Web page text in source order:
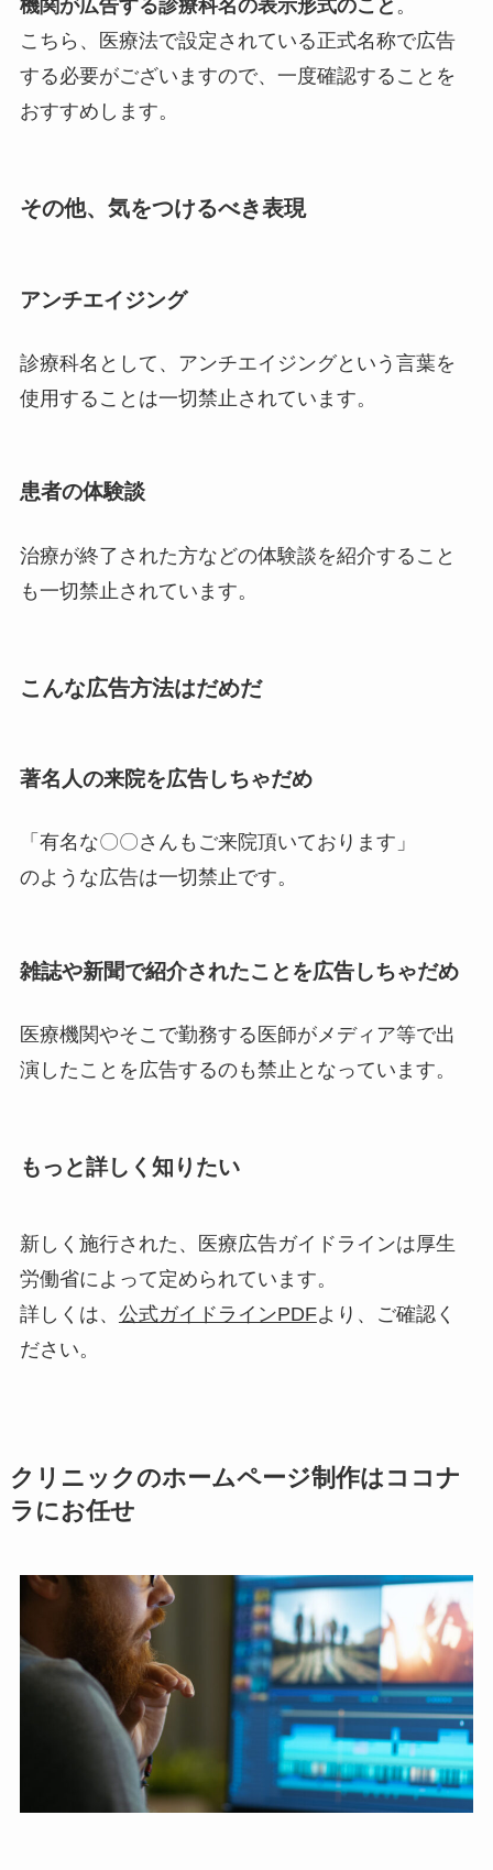
機関が広告する診療科名の表示形式のこと 。
こちら、医療法で設定されている正式名称で広告
する必要がございますので、一度確認することを
おすすめします。
その他、気をつけるべき表現
アンチエイジング
診療科名として、アンチエイジングという言葉を
使用することは一切禁止されています。
患者の体験談
治療が終了された方などの体験談を紹介すること
も一切禁止されています。
こんな広告方法はだめだ
著名人の来院を広告しちゃだめ
「有名な〇〇さんもご来院頂いております」
のような広告は一切禁止です。
雑誌や新聞で紹介されたことを広告しちゃだめ
医療機関やそこで勤務する医師がメディア等で出
演したことを広告するのも禁止となっています。
もっと詳しく知りたい
新しく施行された、医療広告ガイドラインは厚生
労働省によって定められています。
詳しくは、 公式ガイドラインPDFより、ご確認く
ださい。
クリニックのホームページ制作はココナ
ラにお任せ